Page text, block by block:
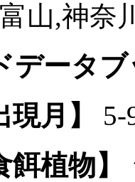
山,神奈
データブ
現月】
5-
餌植物】